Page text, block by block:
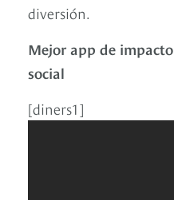
diversión.
Mejor app de impacto
social
[diners1]